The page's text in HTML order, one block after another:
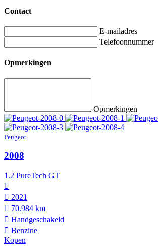
Contact
E-mailadres
Telefoonnummer
Opmerkingen
Opmerkingen
Peugeot
2008
1.2 PureTech GT
2021
70.984 km
Hand­geschakeld
Benzine
Kopen